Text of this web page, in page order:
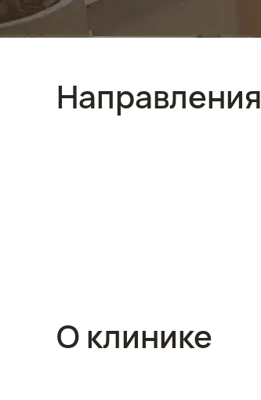
Направления
О клинике